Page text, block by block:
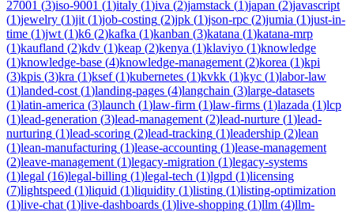
27001 (3)iso-9001 (1)italy (1)iva (2)jamstack (1)japan (2)javascript
(1)jewelry (1)jit (1)job-costing (2)jpk (1)json-rpc (2)jumia (1)just-in-
time (1)jwt (1)k6 (2)kafka (1)kanban (3)katana (1)katana-mrp
(1)kaufland (2)kdv (1)keap (2)kenya (1)klaviyo (1)knowledge
(1)knowledge-base (4)knowledge-management (2)korea (1)kpi
(3)kpis (3)kra (1)ksef(1)kubernetes (1)kvkk (1)kyc (1)labor-law
(1)landed-cost (1)landing-pages (4)langchain (3)large-datasets
(1)latin-america (3)launch (1)law-firm (1)law-firms (1)lazada (1)lcp
(1)lead-generation (3)lead-management (2)lead-nurture (1)lead-
nurturing (1)lead-scoring (2)lead-tracking (1)leadership (2)lean
(1)lean-manufacturing (1)lease-accounting (1)lease-management
(2)leave-management (1)legacy-migration (1)legacy-systems
(1)legal (16)legal-billing (1)legal-tech (1)lgpd (1)licensing
(7)lightspeed (1)liquid (1)liquidity (1)listing (1)listing-optimization
(1)live-chat (1)live-dashboards (1)live-shopping (1)llm (4)llm-